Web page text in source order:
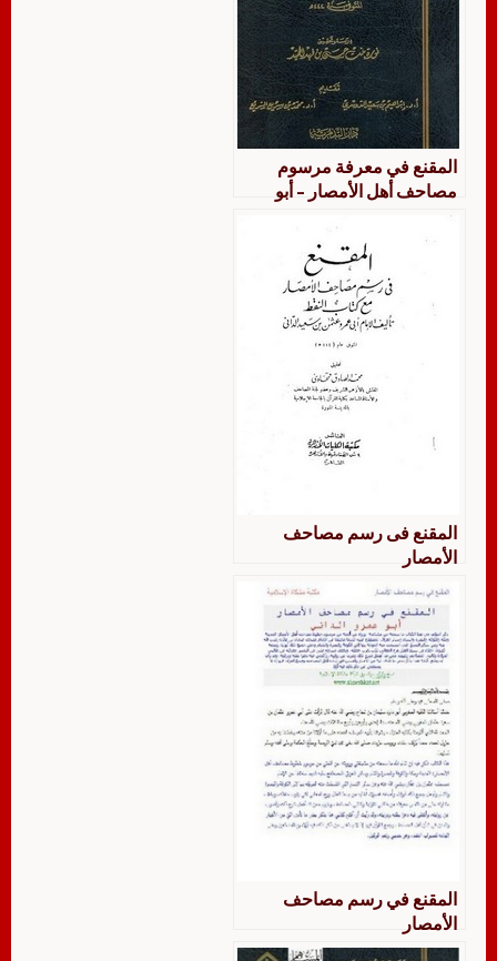
المقنع في معرفة مرسوم
مصاحف أهل الأمصار – أبو
عمرو عثمان بن سعيد الداني –
تحقيق نورة بنت حسن بن فهد
المقنع فى رسم مصاحف
الأمصار
المقنع في رسم مصاحف
الأمصار